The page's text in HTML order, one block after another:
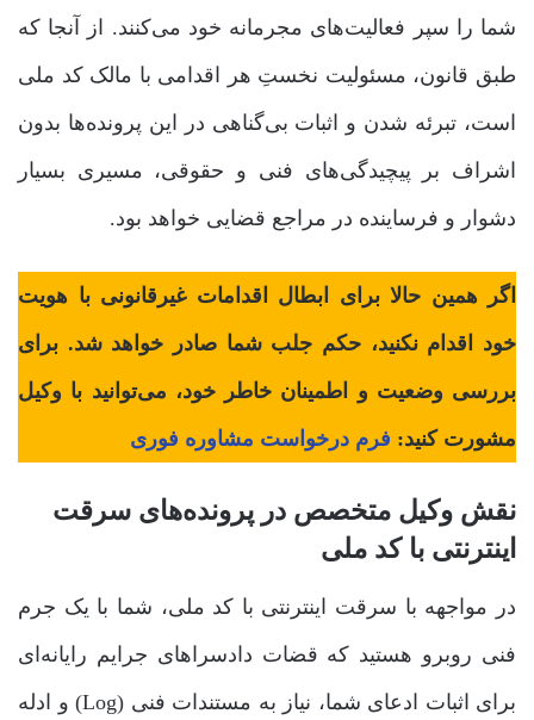
شما را سپر فعالیت‌های مجرمانه خود می‌کنند. از آنجا که
طبق قانون، مسئولیت نخستِ هر اقدامی با مالک کد ملی
است، تبرئه شدن و اثبات بی‌گناهی در این پرونده‌ها بدون
اشراف بر پیچیدگی‌های فنی و حقوقی، مسیری بسیار
دشوار و فرساینده در مراجع قضایی خواهد بود.
اگر همین حالا برای ابطال اقدامات غیرقانونی با هویت
خود اقدام نکنید، حکم جلب شما صادر خواهد شد. برای
بررسی وضعیت و اطمینان خاطر خود، می‌توانید با وکیل
مشورت کنید: فرم درخواست مشاوره فوری
نقش وکیل متخصص در پرونده‌های سرقت
اینترنتی با کد ملی
در مواجهه با سرقت اینترنتی با کد ملی، شما با یک جرم
فنی روبرو هستید که قضات دادسراهای جرایم رایانه‌ای
برای اثبات ادعای شما، نیاز به مستندات فنی (Log) و ادله